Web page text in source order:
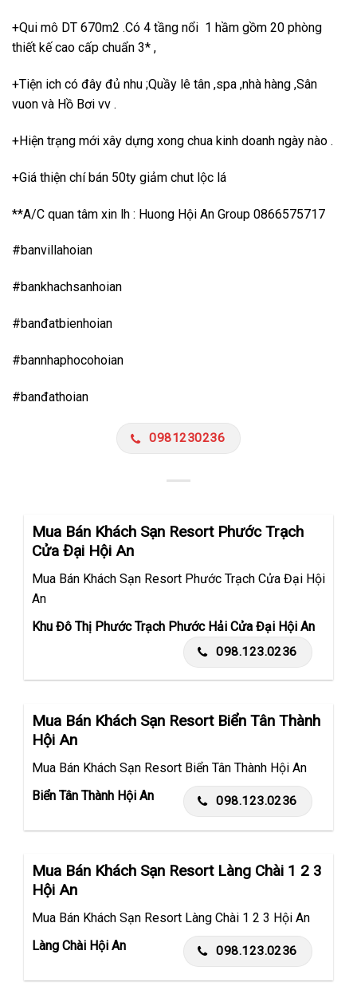
+Qui mô DT 670m2 .Có 4 tầng nổi 1 hầm gồm 20 phòng
thiết kế cao cấp chuẩn 3* ,
+Tiện ich có đây đủ nhu ;Quầy lê tân ,spa ,nhà hàng ,Sân
vuon và Hồ Bơi vv .
+Hiện trạng mới xây dựng xong chua kinh doanh ngày nào .
+Giá thiện chí bán 50ty giảm chut lộc lá
**A/C quan tâm xin lh : Huong Hội An Group 0866575717
#banvillahoian
#bankhachsanhoian
#banđatbienhoian
#bannhaphocohoian
#banđathoian
0981230236
Mua Bán Khách Sạn Resort Phước Trạch
Cửa Đại Hội An
Mua Bán Khách Sạn Resort Phước Trạch Cửa Đại Hội
An
Khu Đô Thị Phước Trạch Phước Hải Cửa Đại Hội An
098.123.0236
Mua Bán Khách Sạn Resort Biển Tân Thành
Hội An
Mua Bán Khách Sạn Resort Biển Tân Thành Hội An
Biển Tân Thành Hội An
098.123.0236
Mua Bán Khách Sạn Resort Làng Chài 1 2 3
Hội An
Mua Bán Khách Sạn Resort Làng Chài 1 2 3 Hội An
Làng Chài Hội An
098.123.0236